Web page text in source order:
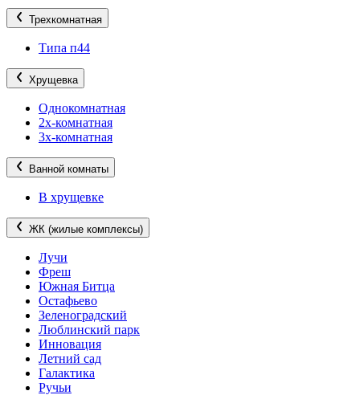
Трехкомнатная
Типа п44
Хрущевка
Однокомнатная
2х-комнатная
3х-комнатная
Ванной комнаты
В хрущевке
ЖК (жилые комплексы)
Лучи
Фреш
Южная Битца
Остафьево
Зеленоградский
Люблинский парк
Инновация
Летний сад
Галактика
Ручьи